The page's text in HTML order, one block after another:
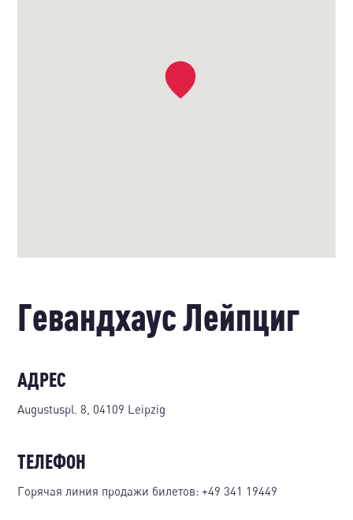
Гевандхаус Лейпциг
АДРЕС
Augustuspl. 8, 04109 Leipzig
ТЕЛЕФОН
Горячая линия продажи билетов: +49 341 19449